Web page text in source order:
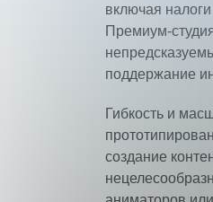
включая
Премиум-
поддержание
Гибкость и
создание